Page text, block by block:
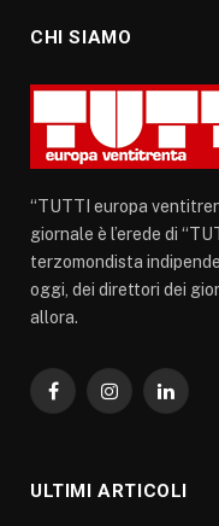
CHI SIAMO
“TUTTI europa
giornale è l’erede di
terzomondista
oggi, dei direttori dei
allora.
FacebookInstagram
ULTIMI ARTICOLI